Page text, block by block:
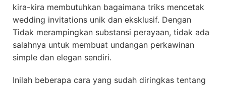
kira-kira membutuhkan bagaimana triks mencetak
wedding invitations unik dan eksklusif. Dengan
Tidak merampingkan substansi perayaan, tidak ada
salahnya untuk membuat undangan perkawinan
simple dan elegan sendiri.
Inilah beberapa cara yang sudah diringkas tentang